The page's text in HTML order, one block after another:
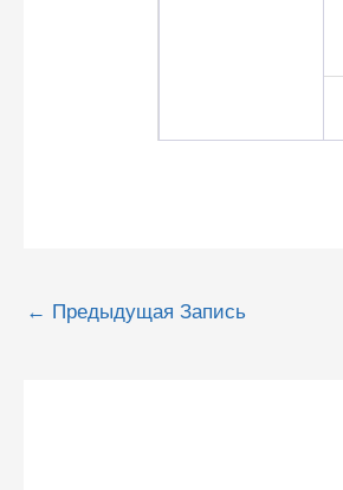
Навигация
← Предыдущая Запись